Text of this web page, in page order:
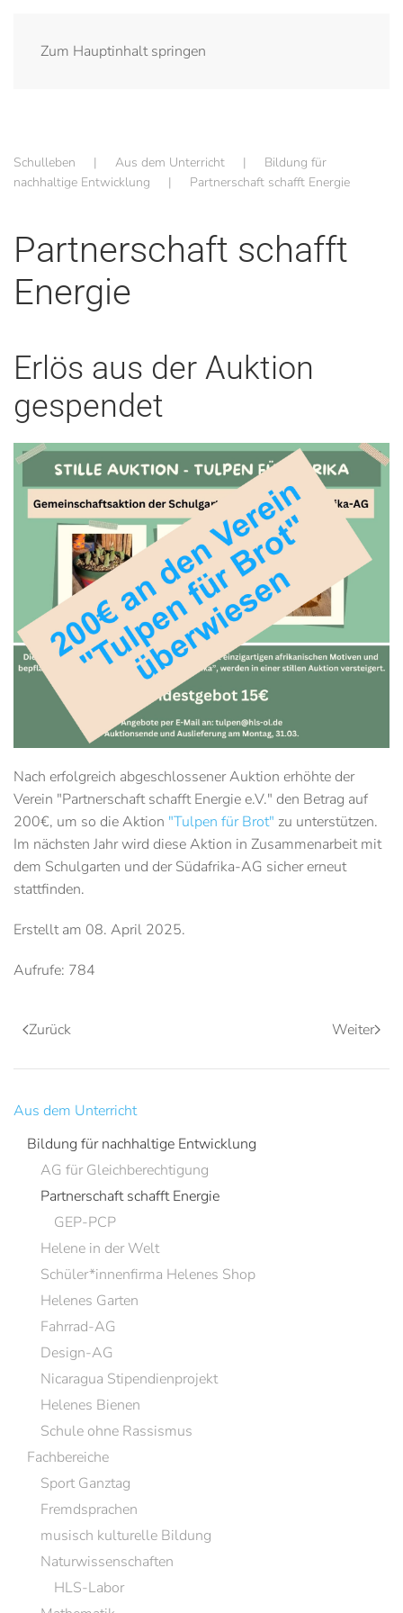
Zum Hauptinhalt springen
Schulleben Aus dem Unterricht
Bildung für
nachhaltige Entwicklung
Partnerschaft schafft Energie
Partnerschaft schafft
Energie
Erlös aus der Auktion
gespendet
Nach erfolgreich abgeschlossener Auktion erhöhte der
Verein "Partnerschaft schafft Energie e.V." den Betrag auf
200€, um so die Aktion "Tulpen für Brot" zu unterstützen.
Im nächsten Jahr wird diese Aktion in Zusammenarbeit mit
dem Schulgarten und der Südafrika-AG sicher erneut
stattfinden.
Erstellt am 08. April 2025.
Aufrufe: 784
Zurück Weiter
Aus dem Unterricht
Bildung für nachhaltige Entwicklung
AG für Gleichberechtigung
Partnerschaft schafft Energie
GEP-PCP
Helene in der Welt
Schüler*innenfirma Helenes Shop
Helenes Garten
Fahrrad-AG
Design-AG
Nicaragua Stipendienprojekt
Helenes Bienen
Schule ohne Rassismus
Fachbereiche
Sport Ganztag
Fremdsprachen
musisch kulturelle Bildung
Naturwissenschaften
HLS-Labor